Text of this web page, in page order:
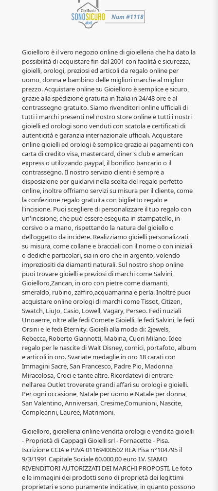
Gioielloro è il vero negozio online di gioielleria che ha dato la
possibilità di acquistare fin dal 2001 con facilità e sicurezza,
gioielli, orologi, preziosi ed articoli da regalo online per
uomo, donna e bambino delle migliori marche al miglior
prezzo. Acquistare online su Gioielloro è semplice e sicuro,
grazie alla spedizione gratuita in Italia in 24/48 ore e al
contrassegno gratuito. Siamo rivenditori online ufficiali di
tutti i marchi presenti nel nostro store online e tutti i nostri
gioielli ed orologi sono venduti con scatola e certificati di
autenticità e garanzia internazionale ufficiali. Acquistare
online gioielli ed orologi è semplice grazie ai pagamenti con
carta di credito visa, mastercard, diner's club e american
express o utilizzando paypal, il bonifico bancario o il
contrassegno. Il nostro servizio clienti è sempre a
disposizione per guidarvi nella scelta del regalo perfetto
online, inoltre offriamo servizi su misura per il cliente, come
la confezione regalo gratuita con biglietto regalo e
l'incisione. Puoi scegliere di personalizzare il tuo regalo con
un'incisione, che può essere eseguita in stampatello, in
corsivo o a mano, rispettando la natura del gioiello o
dell'oggetto da incidere. Realizziamo gioielli personalizzati
su misura, come collane e bracciali con il nome o con iniziali
o dediche particolari, sia in oro che in argento, volendo
impreziositi da diamanti naturali. Sul nostro shop online
puoi trovare gioielli e preziosi di marchi come Salvini,
Gioielloro,Zancan, in oro con pietre come diamanti,
smeraldo, rubino, zaffiro,acquamarina e perla. Inoltre puoi
acquistare online orologi di marchi come Tissot, Citizen,
Swatch, LiuJo, Casio, Lowell, Vagary, Perseo. Fedi nuziali
Unoaerre, oltre alle fedi Comete Gioielli, le fedi Salvini, le fedi
Orsini e le fedi Eternity. Gioielli alla moda di: 2jewels,
Rebecca, Roberto Giannotti, Mabina, Cuori Milano. Idee
regalo per le nascite di Walt Disney, cornici, portafoto, album
e articoli in oro. Svariate medaglie in oro 18 carati con
Immagini Sacre, San Francesco, Padre Pio, Madonna
Miracolosa, Croci e tante altre. Ricordatevi di entrare
nell'area Outlet troverete grandi affari su orologi e gioielli.
Per ogni occasione, Natale per uomo e Natale per donna,
San Valentino, Anniversari, Cresime,Comunioni, Nascite,
Compleanni, Lauree, Matrimoni.
Gioielloro, gioielleria online vendita orologi e vendita gioielli
- Proprietà di Cappagli Gioielli srl - Fornacette - Pisa.
Iscrizione CCIA e P.IVA 01169400502 REA Pisa n°104795 il
9/3/1991 Capitale Sociale 60.000,00 euro I.V. SIAMO
RIVENDITORI AUTORIZZATI DEI MARCHI PROPOSTI. Le foto
e le immagini dei prodotti sono di proprietà dei legittimi
proprietari e sono puramente indicative, in quanto possono